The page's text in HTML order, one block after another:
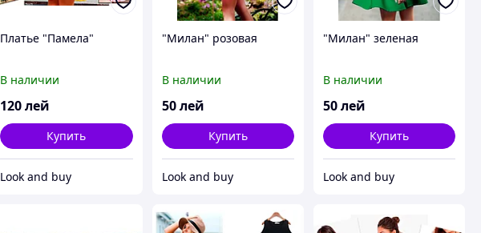
Платье "Памела"
В наличии
120лей
Купить
Look and buy
"Милан" розовая
В наличии
50 лей
Купить
Look and buy
"Милан" зеленая
В наличии
50лей
Купить
Look and buy